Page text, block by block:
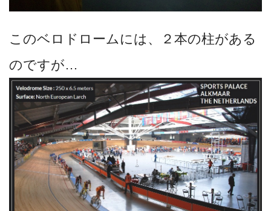
このベロドロームには、２本の柱がある
のですが…